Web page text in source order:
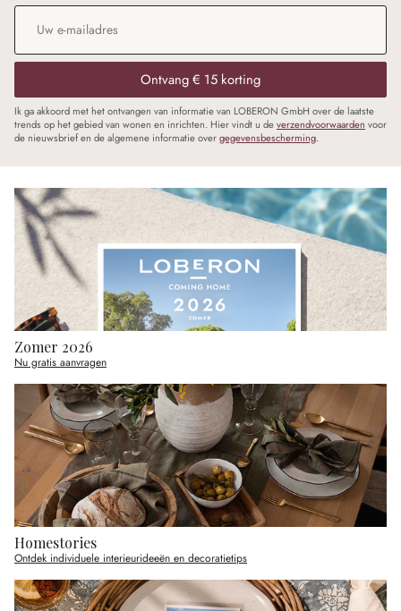
E-mailadres
Ontvang € 15 korting
Ik ga akkoord met het ontvangen van informatie van LOBERON GmbH over de laatste
trends op het gebied van wonen en inrichten. Hier vindt u deverzendvoorwaarden voor
de nieuwsbrief en de algemene informatie overgegevensbescherming.
Zomer 2026
Nu gratis aanvragen
Homestories
Ontdek individuele interieurideeën en decoratietips